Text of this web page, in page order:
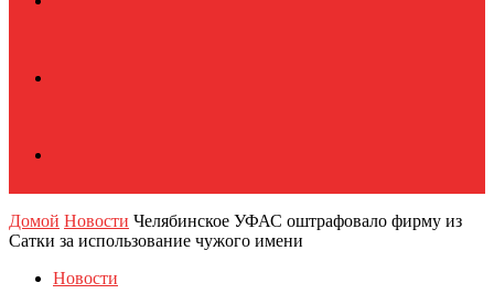
Домой Новости Челябинское УФАС оштрафовало фирму из
Сатки за использование чужого имени
Новости